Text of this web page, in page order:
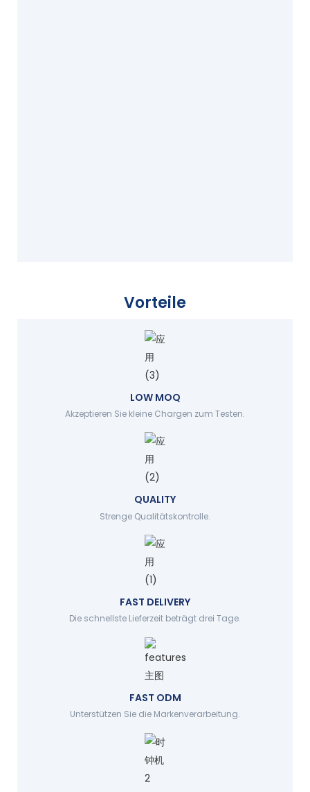
Vorteile
LOW MOQ
Akzeptieren Sie kleine Chargen zum Testen.
QUALITY
Strenge Qualitätskontrolle.
FAST DELIVERY
Die schnellste Lieferzeit beträgt drei Tage.
FAST ODM
Unterstützen Sie die Markenverarbeitung.